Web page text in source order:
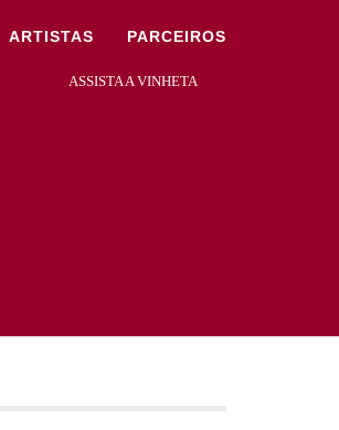
ARTISTAS PARCEIROS
ASSISTA A VINHETA